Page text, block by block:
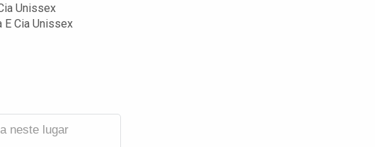
Unissex
E Cia Unissex